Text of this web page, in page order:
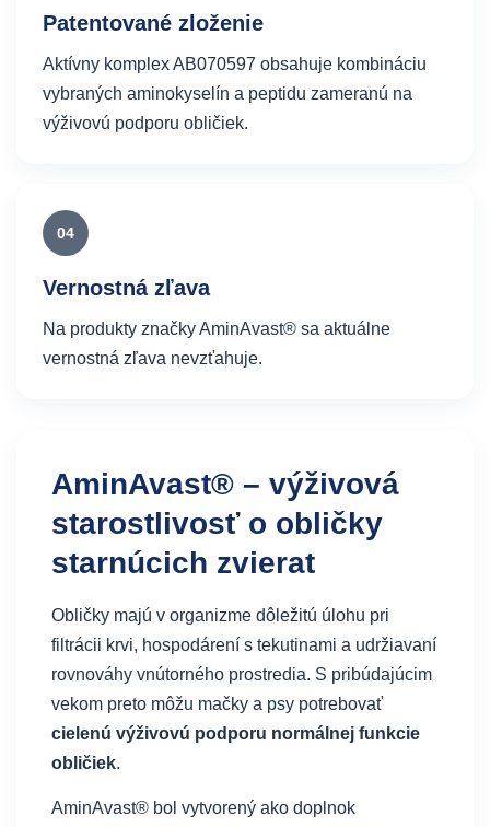
Patentované zloženie
Aktívny komplex AB070597 obsahuje kombináciu
vybraných aminokyselín a peptidu zameranú na
výživovú podporu obličiek.
04
Vernostná zľava
Na produkty značky AminAvast® sa aktuálne
vernostná zľava nevzťahuje.
AminAvast® – výživová
starostlivosť o obličky
starnúcich zvierat
Obličky majú v organizme dôležitú úlohu pri
filtrácii krvi, hospodárení s tekutinami a udržiavaní
rovnováhy vnútorného prostredia. S pribúdajúcim
vekom preto môžu mačky a psy potrebovať
cielenú výživovú podporu normálnej funkcie
obličiek.
AminAvast® bol vytvorený ako doplnok